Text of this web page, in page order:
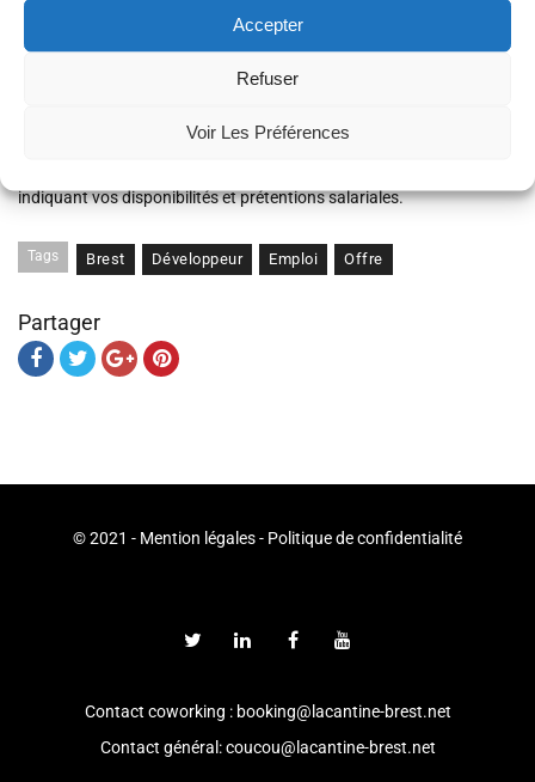
Accepter
Refuser
Voir Les Préférences
Rémunération : 30-40K€ avec possibilité d’intéressement selon
profil
————————————————————————————————
indiquant vos disponibilités et prétentions salariales.
Tags Brest Développeur Emploi Offre
Partager
© 2021 - Mention légales- Politique de confidentialité
Contact coworking : booking@lacantine-brest.net
Contact général: coucou@lacantine-brest.net